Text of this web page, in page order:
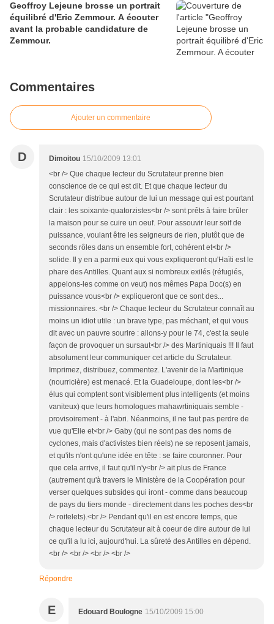
Geoffroy Lejeune brosse un portrait
équilibré d'Eric Zemmour. A écouter
avant la probable candidature de
Zemmour.
Commentaires
Ajouter un commentaire
D Dimoitou 15/10/2009 13:01
<br /> Que chaque lecteur du Scrutateur prenne bien
conscience de ce qui est dit. Et que chaque lecteur du
Scrutateur distribue autour de lui un message qui est pourtant
clair : les soixante-quatorzistes<br /> sont prêts à faire brûler
la maison pour se cuire un oeuf. Pour assouvir leur soif de
puissance, voulant être les seigneurs de rien, plutôt que de
seconds rôles dans un ensemble fort, cohérent et<br />
solide. Il y en a parmi eux qui vous expliqueront qu'Haïti est le
phare des Antilles. Quant aux si nombreux exilés (réfugiés,
appelons-les comme on veut) nos mêmes Papa Doc(s) en
puissance vous<br /> expliqueront que ce sont des...
missionnaires. <br /> Chaque lecteur du Scrutateur connaît au
moins un idiot utile : un brave type, pas méchant, et qui vous
dit avec un pauvre sourire : allons-y pour le 74, c'est la seule
façon de provoquer un sursaut<br /> des Martiniquais !!! Il faut
absolument leur communiquer cet article du Scrutateur.
Imprimez, distribuez, commentez. L'avenir de la Martinique
(nourricière) est menacé. Et la Guadeloupe, dont les<br />
élus qui comptent sont visiblement plus intelligents (et moins
vaniteux) que leurs homologues mahawrtiniquais semble -
provisoirement - à l'abri. Néanmoins, il ne faut pas perdre de
vue qu'Elie et<br /> Gaby (qui ne sont pas des noms de
cyclones, mais d'activistes bien réels) ne se reposent jamais,
et qu'ils n'ont qu'une idée en tête : se faire couronner. Pour
que cela arrive, il faut qu'il n'y<br /> ait plus de France
(autrement qu'à travers le Ministère de la Coopération pour
verser quelques subsides qui iront - comme dans beaucoup
de pays du tiers monde - directement dans les poches des<br
/> roitelets).<br /> Pendant qu'il en est encore temps, que
chaque lecteur du Scrutateur ait à coeur de dire autour de lui
ce qu'il a lu ici, aujourd'hui. La sûreté des Antilles en dépend.
<br /> <br /> <br /> <br />
Répondre
E Edouard Boulogne 15/10/2009 15:00